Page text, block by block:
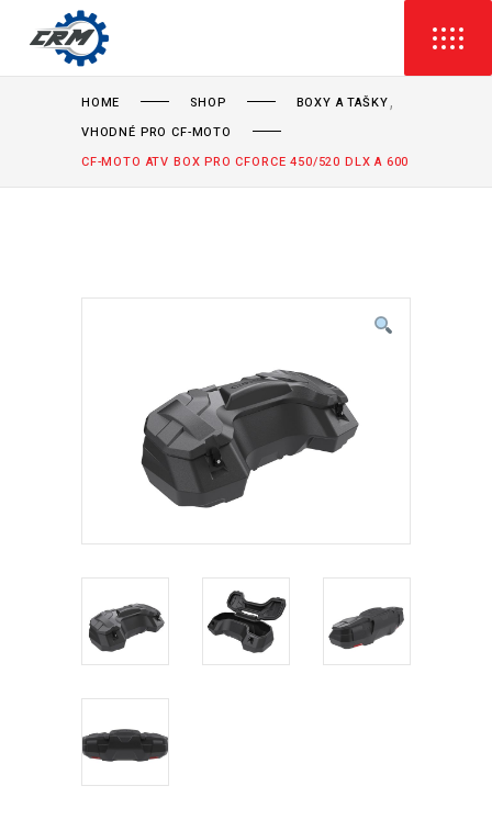
HOME SHOP BOXY A TAŠKY,
VHODNÉ PRO CF-MOTO
CF-MOTO ATV BOX PRO CFORCE 450/520 DLX A 600